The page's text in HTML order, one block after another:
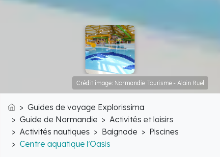
Crédit image: Normandie Tourisme - Alain Ruel
Accueil
Guides de voyage Explorissima
Guide de Normandie
Activités et loisirs
Activités nautiques
Baignade
Piscines
Centre aquatique l'Oasis